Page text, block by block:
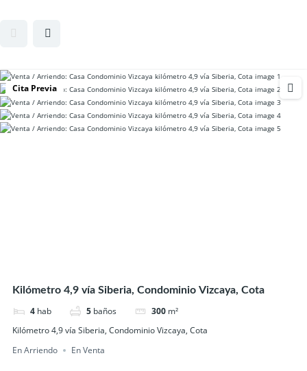
Cita Previa
Kilómetro 4,9 vía Siberia, Condominio Vizcaya, Cota
4 hab 5 baños 300 m²
Kilómetro 4,9 vía Siberia, Condominio Vizcaya, Cota
En Arriendo
En Venta